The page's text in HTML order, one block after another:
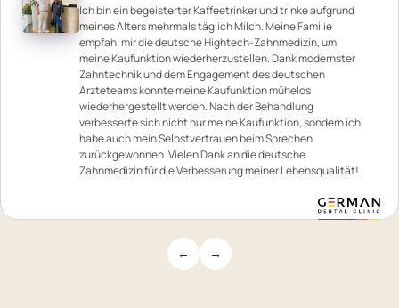
Ich bin ein begeisterter Kaffeetrinker und trinke aufgrund
meines Alters mehrmals täglich Milch. Meine Familie
empfahl mir die deutsche Hightech-Zahnmedizin, um
meine Kaufunktion wiederherzustellen. Dank modernster
Zahntechnik und dem Engagement des deutschen
Ärzteteams konnte meine Kaufunktion mühelos
wiederhergestellt werden. Nach der Behandlung
verbesserte sich nicht nur meine Kaufunktion, sondern ich
habe auch mein Selbstvertrauen beim Sprechen
zurückgewonnen. Vielen Dank an die deutsche
Zahnmedizin für die Verbesserung meiner Lebensqualität!
← →